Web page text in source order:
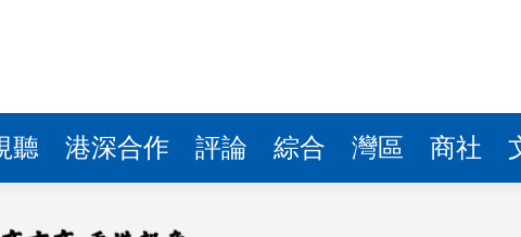
聽 港深合作 評論 綜合 灣區 商社